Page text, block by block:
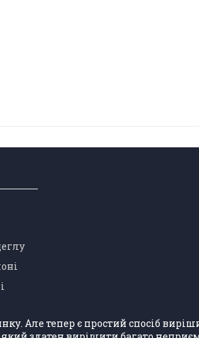
Але тепер є простий спосіб